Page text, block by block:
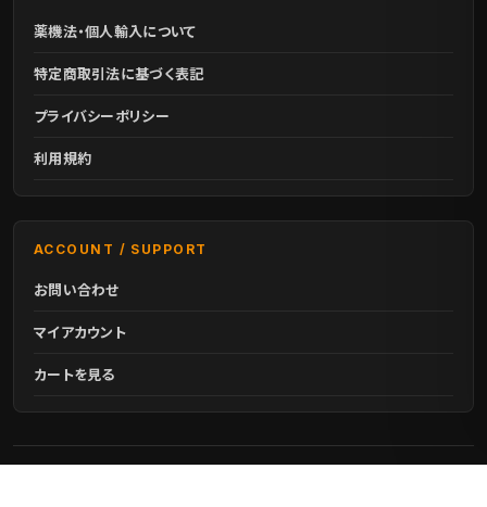
薬機法・個人輸入について
特定商取引法に基づく表記
プライバシーポリシー
利用規約
ACCOUNT / SUPPORT
お問い合わせ
マイアカウント
カートを見る